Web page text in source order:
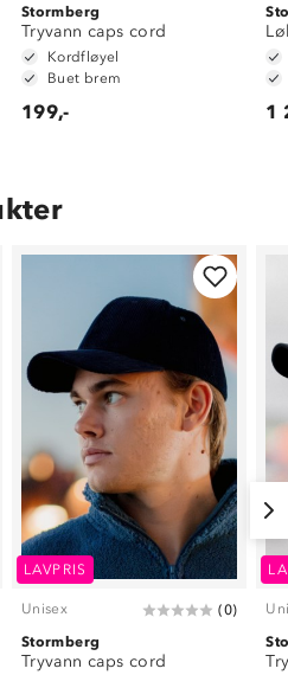
Stormberg
Tryvann caps cord
Kordfløyel
Buet brem
199,- 1
LAVPRIS
Unisex (0)
Stormberg
Tryvann caps cord